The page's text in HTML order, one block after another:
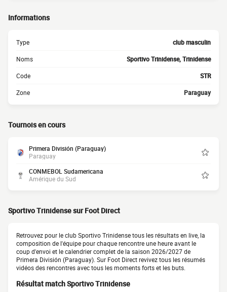
Informations
Type club masculin
Noms Sportivo Trinidense, Trinidense
Code STR
Zone Paraguay
Tournois en cours
Primera División (Paraguay)
Paraguay
CONMEBOL Sudamericana
Amérique du Sud
Sportivo Trinidense sur Foot Direct
Retrouvez pour le club Sportivo Trinidense tous les résultats en live, la
composition de l'équipe pour chaque rencontre une heure avant le
coup d'envoi et le calendrier complet de la saison 2026/2027 de
Primera División (Paraguay). Sur Foot Direct revivez tous les résumés
vidéos des rencontres avec tous les moments forts et les buts.
Résultat match Sportivo Trinidense